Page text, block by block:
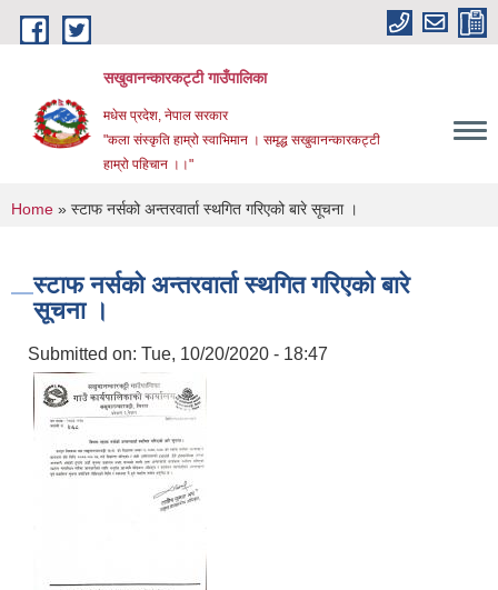
Skip to main content
सखुवानन्कारकट्टी गाउँपालिका
मधेस प्रदेश, नेपाल सरकार
"कला संस्कृति हाम्रो स्वाभिमान । समृद्ध सखुवानन्कारकट्टी
हाम्रो पहिचान ।।"
You are here
Home » स्टाफ नर्सको अन्तरवार्ता स्थगित गरिएको बारे सूचना ।
स्टाफ नर्सको अन्तरवार्ता स्थगित गरिएको बारे
सूचना ।
Submitted on: Tue, 10/20/2020 - 18:47